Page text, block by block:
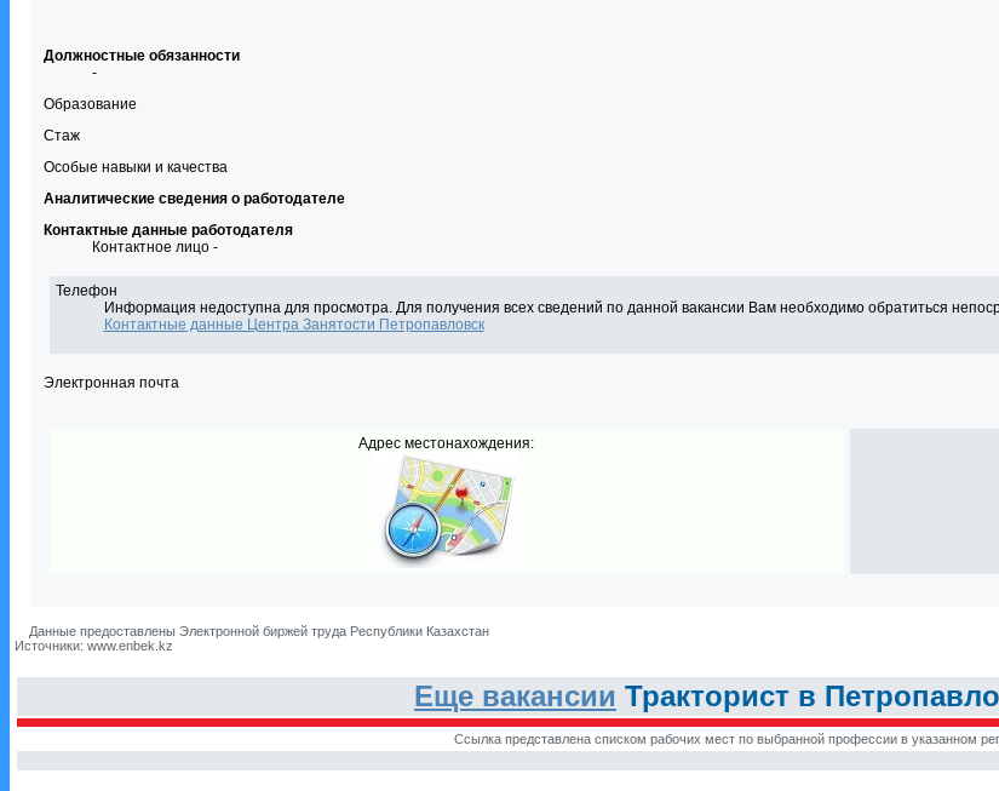
Должностные обязанности
-
Образование
Стаж
Особые навыки и качества
Аналитические сведения о работодателе
Контактные данные работодателя
Контактное лицо -
Телефон
Информация недоступна для просмотра. Для получения всех сведений по данной вакансии Вам необходимо обратиться
Контактные данные Центра Занятости Петропавловск
Электронная почта
Адрес местонахождения:
Данные предоставлены Электронной биржей труда Республики Казахстан
Источники: www.enbek.kz
Еще вакансии Тракторист в
Ссылка представлена списком рабочих мест по выбранной профессии в указанном